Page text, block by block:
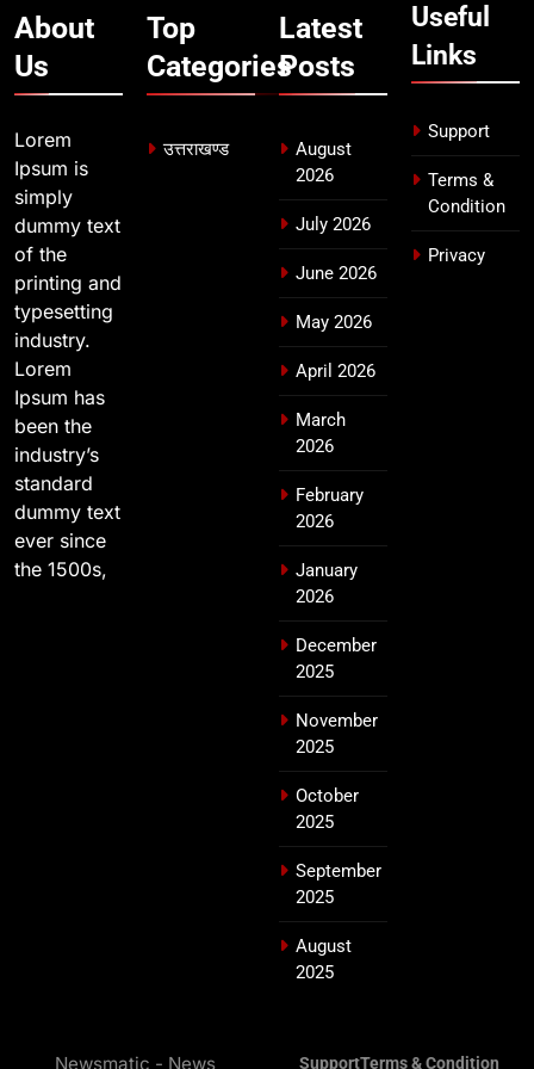
प्रदेश कांग्रेस मुख्यालय में कंट्रोल रूम
का शुभारंभ
उत्तराखण्ड
सड़क सुरक्षा पर डीएम का सख्त एक्शन,
ब्लैक स्पॉट होंगे सुरक्षित, हर माह होगी
प्रगति समीक्षा
About
Us
Lorem
Ipsum is
simply
dummy text
of the
printing and
typesetting
industry.
Lorem
Ipsum has
been the
industry’s
standard
dummy text
ever since
the 1500s,
Top
Categories
उत्तराखण्ड
Latest
Posts
August
2026
July 2026
June 2026
May 2026
April 2026
March
2026
February
2026
January
2026
December
2025
November
2025
October
2025
September
2025
August
2025
Useful
Links
Support
Terms &
Condition
Privacy
Newsmatic - News SupportTerms & Condition